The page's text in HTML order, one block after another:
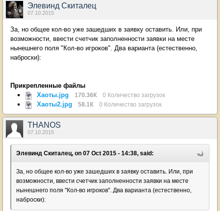
Элевинд Скиталец
07.10.2015
За, но общее кол-во уже зашедших в заявку оставить. Или, при
возможности, ввести счетчик заполненности заявки на месте
нынешнего поля "Кол-во игроков". Два варианта (естественно,
наброски):
Прикрепленные файлы
Хаоты.jpg
170.36К 0 Количество загрузок
Хаоты2.jpg 58.1К 0 Количество загрузок
THANOS
07.10.2015
Элевинд Скиталец, on 07 Oct 2015 - 14:38, said:
За, но общее кол-во уже зашедших в заявку оставить. Или, при
возможности, ввести счетчик заполненности заявки на месте
нынешнего поля "Кол-во игроков". Два варианта (естественно,
наброски):